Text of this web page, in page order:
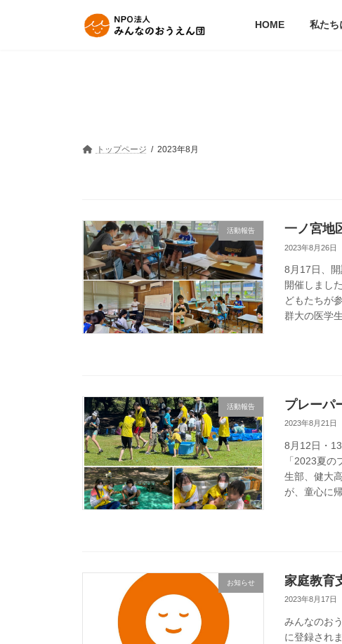
HOME 私たち
トップページ 2023年8月
活動報告 一ノ宮地
2023年8月26日
8月17日、
開催しまし
どもたちが
群大の医学
活動報告 プレーパ
2023年8月21日
8月12日・
「2023夏
生部、健大
が、童心に
お知らせ 家庭教育
2023年8月17日
みんなのお
に登録され